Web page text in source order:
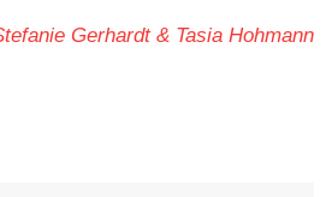
Gerhardt & Tasia Hohmann